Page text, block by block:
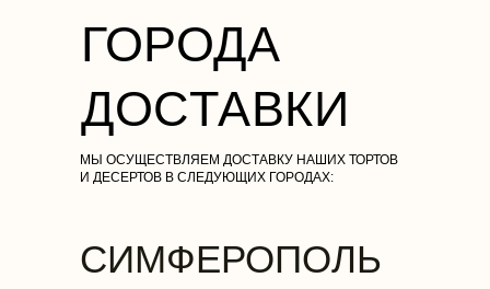
МЫ ОСУЩЕСТВЛЯЕМ ДОСТАВКУ НАШИХ ТОРТОВ
И ДЕСЕРТОВ В СЛЕДУЮЩИХ ГОРОДАХ:
ГОРОДА
ДОСТАВКИ
СИМФЕРОПОЛЬ